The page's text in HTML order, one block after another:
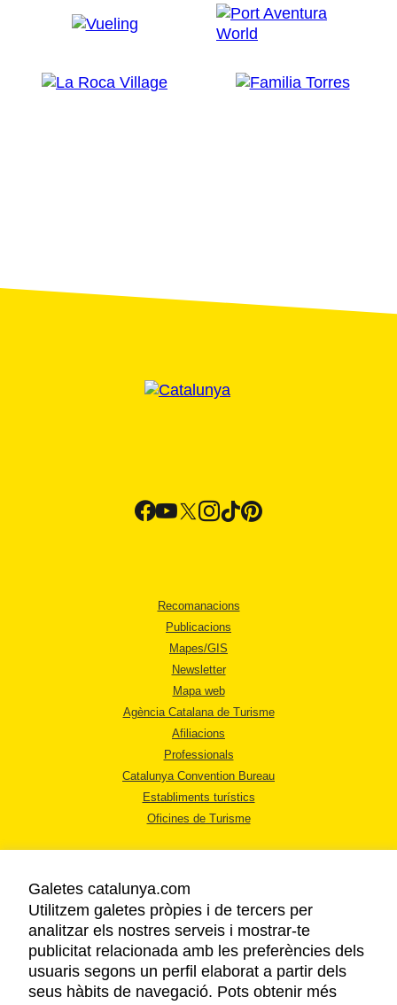
Recomanacions
Publicacions
Mapes/GIS
Newsletter
Mapa web
Agència Catalana de Turisme
Afiliacions
Professionals
Catalunya Convention Bureau
Establiments turístics
Oficines de Turisme
AVÍS LEGAL
POLÍTICA DE PRIVACITAT
COOKIES
Galetes catalunya.com
Utilitzem galetes pròpies i de tercers per
analitzar els nostres serveis i mostrar-te
publicitat relacionada amb les preferències dels
usuaris segons un perfil elaborat a partir dels
seus hàbits de navegació. Pots obtenir més